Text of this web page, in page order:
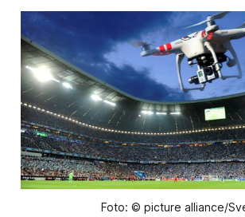
Foto: © picture alliance/